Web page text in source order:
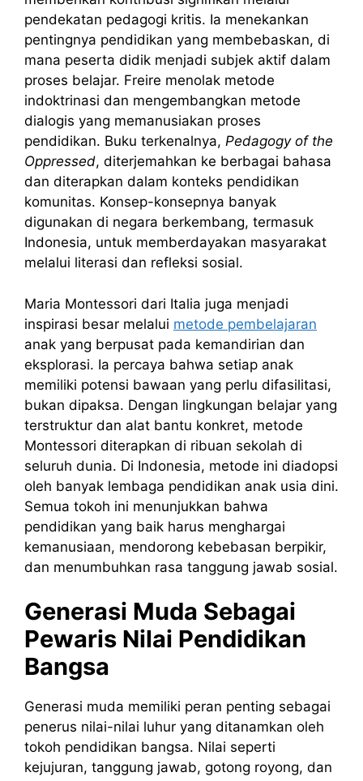
pendekatan pedagogi kritis. Ia menekankan
pentingnya pendidikan yang membebaskan, di
mana peserta didik menjadi subjek aktif dalam
proses belajar. Freire menolak metode
indoktrinasi dan mengembangkan metode
dialogis yang memanusiakan proses
pendidikan. Buku terkenalnya, Pedagogy of the
Oppressed, diterjemahkan ke berbagai bahasa
dan diterapkan dalam konteks pendidikan
komunitas. Konsep-konsepnya banyak
digunakan di negara berkembang, termasuk
Indonesia, untuk memberdayakan masyarakat
melalui literasi dan refleksi sosial.
Maria Montessori dari Italia juga menjadi
inspirasi besar melalui metode pembelajaran
anak yang berpusat pada kemandirian dan
eksplorasi. Ia percaya bahwa setiap anak
memiliki potensi bawaan yang perlu difasilitasi,
bukan dipaksa. Dengan lingkungan belajar yang
terstruktur dan alat bantu konkret, metode
Montessori diterapkan di ribuan sekolah di
seluruh dunia. Di Indonesia, metode ini diadopsi
oleh banyak lembaga pendidikan anak usia dini.
Semua tokoh ini menunjukkan bahwa
pendidikan yang baik harus menghargai
kemanusiaan, mendorong kebebasan berpikir,
dan menumbuhkan rasa tanggung jawab sosial.
Generasi Muda Sebagai
Pewaris Nilai Pendidikan
Bangsa
Generasi muda memiliki peran penting sebagai
penerus nilai-nilai luhur yang ditanamkan oleh
tokoh pendidikan bangsa. Nilai seperti
kejujuran, tanggung jawab, gotong royong, dan